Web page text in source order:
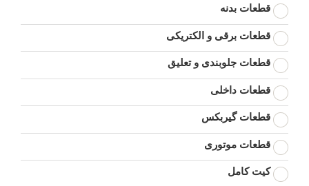
قطعات بدنه
قطعات برقی و الکتریکی
قطعات جلوبندی و تعلیق
قطعات داخلی
قطعات گیربکس
قطعات موتوری
کیت کامل